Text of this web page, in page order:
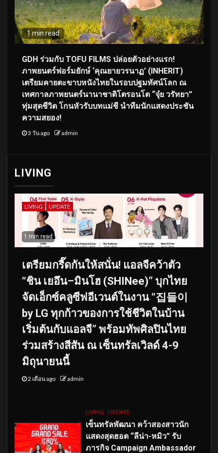
1 min read
GDH ร่วมกับ TOFU FILMS ปล่อยตัวอย่างแรก!
ภาพยนตร์ฟอร์มยักษ์ ‘คุณยายวรนาฏ’ (INHERIT)
เตรียมคายตะขาบหนังไทยในรอบปฐมทัศน์โลก ณ
เทศกาลภาพยนตร์นานาชาติโตรอนโต “จุ๋ย วรัทยา”
ทุ่มสุดชีวิต โกนหัวรับบทแม่ชี นำทีมนักแสดงประชัน
ความสยอง!
3 วัน ago admin
LIVING
LIVING UPDATE
1 min read
เตรียมกรี๊ดกันให้สนั่น! แอลจีคว้าตัว
“ชิน เยอึน–มินโฮ (SHINee)” บุกไทย
จัดเอ็กซ์คลูซีฟอีเวนต์ในงาน “집들이
by LG ทุกก้าวของการใช้ชีวิตในบ้าน
เริ่มต้นกับแอลจี” พร้อมทัพศิลปินไทย
ร่วมสร้างสีสัน ณ เซ็นทรัลเวิลด์ 4-9
มิถุนายนนี้
2 เดือน ago admin
LIVING UPDATE
เซ็นทรัลพัฒนา คว้าสองสาวนัก
แสดงสุดฮอต “ลีน่า-หมิว” รับ
ภารกิจ Campaign Ambassador